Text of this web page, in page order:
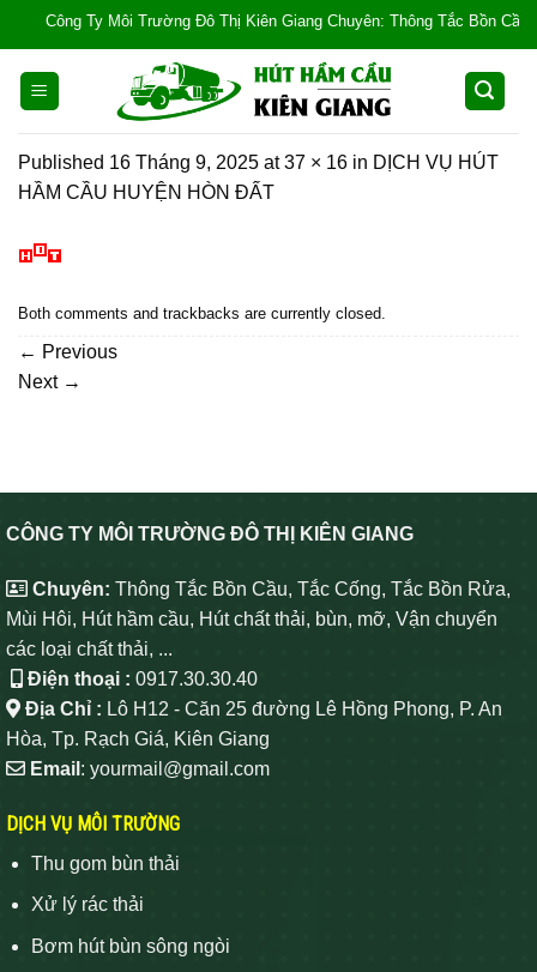
content
Công Ty Môi Trường Đô Thị Kiên Giang Chuyên: Thông Tắc Bồn Cầu,
Published 16 Tháng 9, 2025 at37 × 16 in DỊCH VỤ HÚT
HẦM CẦU HUYỆN HÒN ĐẤT
Both comments and trackbacks are currently closed.
← Previous
Next →
CÔNG TY MÔI TRƯỜNG ĐÔ THỊ KIÊN GIANG
Chuyên: Thông Tắc Bồn Cầu, Tắc Cống, Tắc Bồn Rửa,
Mùi Hôi, Hút hầm cầu, Hút chất thải, bùn, mỡ, Vận chuyển
các loại chất thải, ...
Điện thoại : 0917.30.30.40
Địa Chỉ : Lô H12 - Căn 25 đường Lê Hồng Phong, P. An
Hòa, Tp. Rạch Giá, Kiên Giang
Email : yourmail@gmail.com
DỊCH VỤ MÔI TRƯỜNG
Thu gom bùn thải
Xử lý rác thải
Bơm hút bùn sông ngòi